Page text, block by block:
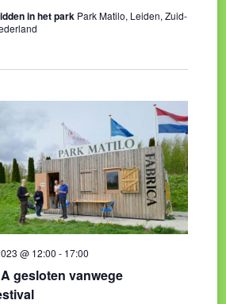
in het park Park Matilo, Leiden, Zuid-
gesloten vanwege
@ 12:00 - 17:00